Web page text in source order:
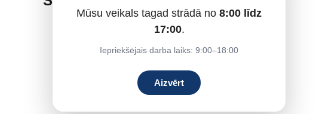
Mūsu veikals tagad strādā no8:00 līdz
17:00.
Iepriekšējais darba laiks: 9:00–18:00
Aizvērt